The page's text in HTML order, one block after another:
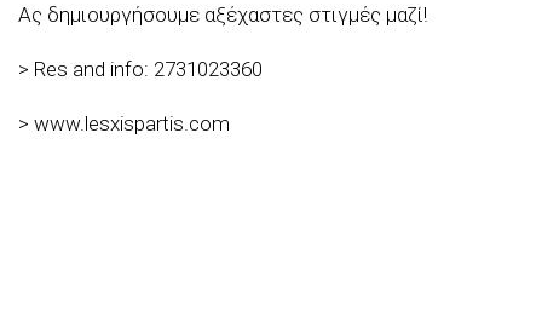
Ας δημιουργήσουμε αξέχαστες στιγμές μαζί!
> Res and info: 2731023360
> www.lesxispartis.com